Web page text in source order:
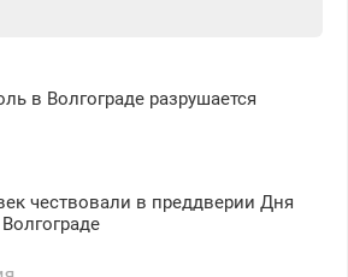
в Волгограде разрушается
чествовали в преддверии Дня